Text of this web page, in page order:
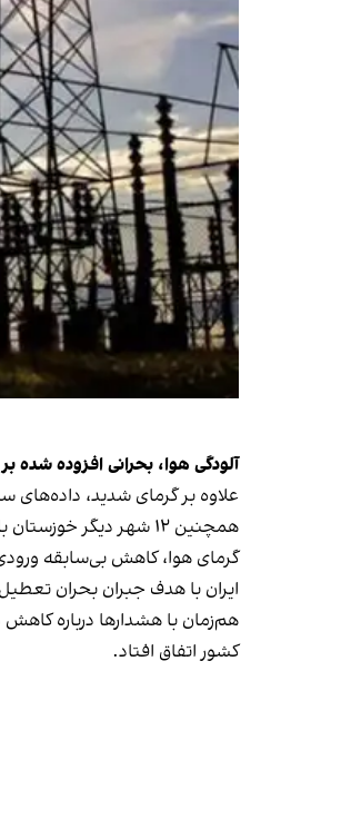
آلودگی هوا، بحرانی افزوده شده
علاوه بر گرمای شدید،
همچنین ۱۲ شهر دیگر خوزستان با شرایط «بسیار ناسالم و ناسالم برای همه گروه‌های سنی» مواجه‌اند.
گرمای هوا، کاهش بی‌سابقه‌
ایران با هدف جبران بحران
هم‌زمان با هشدارها درباره
کشور اتفاق افتاد.